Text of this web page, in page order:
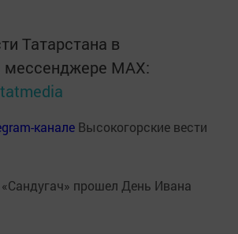
Татарстана в
мессенджере MАХ:
канале Высокогорские вести